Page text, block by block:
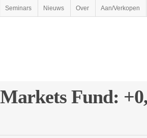
Seminars Nieuws Over Aan/Verkopen
Fund: